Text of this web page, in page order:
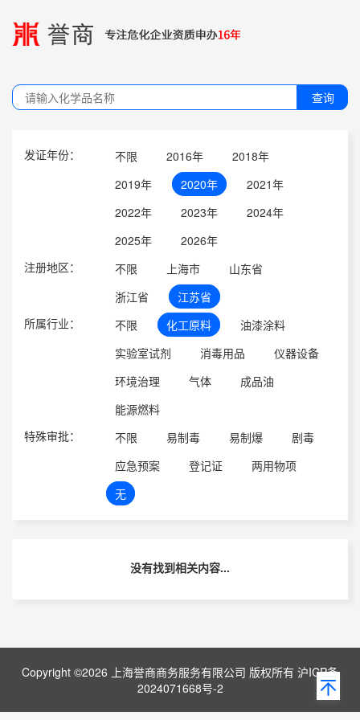
查询
发证年份： 不限 2016年
2018年
2019年
2020年
2021年
2022年
2023年
2024年
2025年
2026年
注册地区：
不限 上海市
山东省
浙江省
江苏省
所属行业：
不限 化工原料
油漆涂料
实验室试剂
消毒用品
仪器设备
环境治理
气体
成品油
能源燃料
特殊审批：
不限 易制毒 易制爆
剧毒
应急预案
登记证
两用物项
无
没有找到相关内容...
Copyright ©2026 上海誉商商务服务有限公司 版权所有 沪ICP备
2024071668号-2